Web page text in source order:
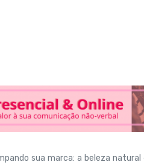
sua marca: a beleza